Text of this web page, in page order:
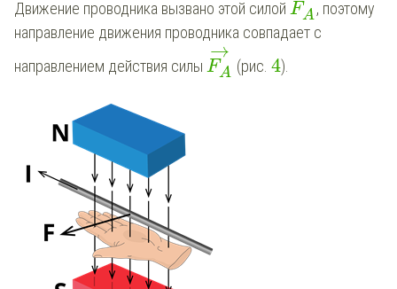
Движение проводника вызвано этой силой FA, поэтому
направление движения проводника совпадает с
направлением действия силы FA
→
(рис. 4).